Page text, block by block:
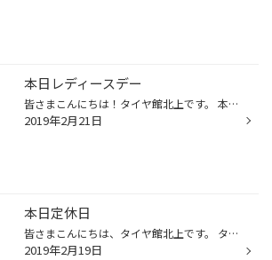
本日レディースデー
皆さまこんにちは！タイヤ館北上です。 本日レディースデー 本日は木曜日です という事は…本日はレディースデー！！女性の方、オイル交換がお安くなりますよ。 皆様のご来店をスタッフ一同、心よりお待ち申し上げます！ ※もちろん、タイヤ交換や他作業等のお客様も見積もりのみのお客様、その他ご相...
2019年2月21日
本日定休日
皆さまこんにちは、タイヤ館北上です。 タイヤ館北上のＨＰをご覧下さりありがとうございます！ 本日2月19日（火）と明日2月20日（水）は定休日となります。 皆さまお間違いないようお願い申し上げます 2月21日（木）は通常通り朝10時から元気に営業致します よろしくお願い致します！
2019年2月19日